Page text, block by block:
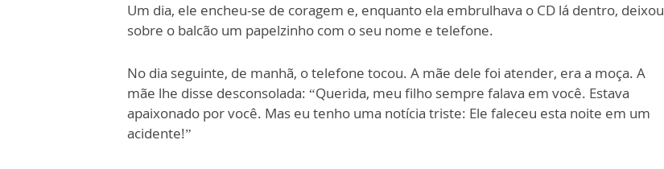
Um dia, ele encheu-se de coragem e, enquanto ela embrulhava o CD lá dentro, deixou
sobre o balcão um papelzinho com o seu nome e telefone.
No dia seguinte, de manhã, o telefone tocou. A mãe dele foi atender, era a moça. A
mãe lhe disse desconsolada: “Querida, meu filho sempre falava em você. Estava
apaixonado por você. Mas eu tenho uma notícia triste: Ele faleceu esta noite em um
acidente!”